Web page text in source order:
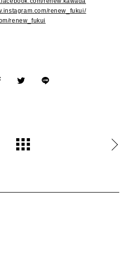
renew_fukui/
renew_fukui